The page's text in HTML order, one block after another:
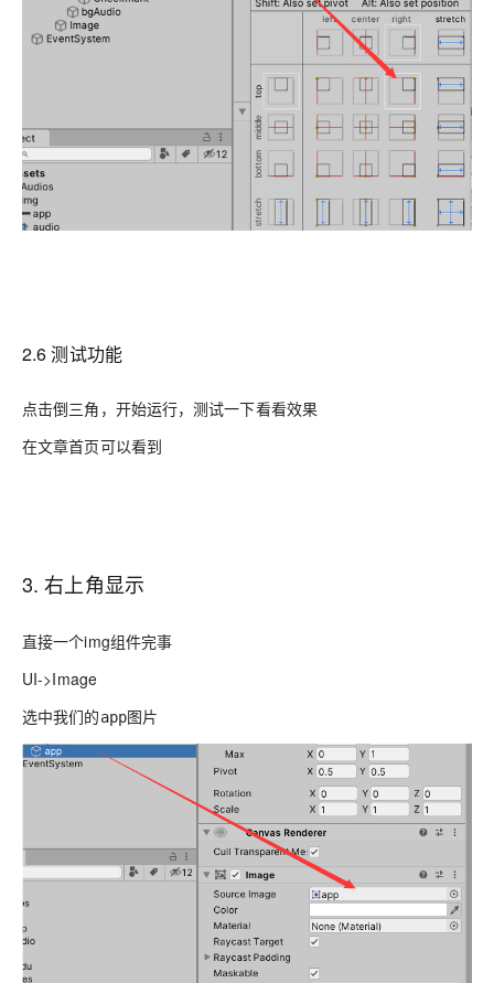
2.6 测试功能
点击倒三角，开始运行，测试一下看看效果
在文章首页可以看到
3. 右上角显示
直接一个img组件完事
UI->Image
选中我们的app图片